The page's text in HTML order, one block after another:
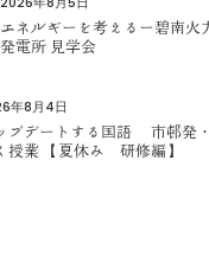
エネルギーを考えるー碧南火
発電所 見学会
年8月4日
プデートする国語 市邨発
授業 【夏休み 研修編】